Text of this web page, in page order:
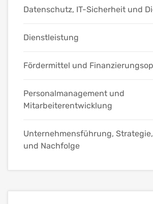
Datenschutz, IT-Sicherheit und
Dienstleistung
Fördermittel und
Personalmanagement und
Mitarbeiterentwicklung
Unternehmensführung,
und Nachfolge